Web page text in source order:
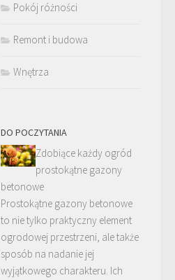
Pokój różności
Remont i budowa
Wnętrza
DO POCZYTANIA
Zdobiące każdy ogród
prostokątne gazony
betonowe
Prostokątne gazony betonowe
to nie tylko praktyczny element
ogrodowej przestrzeni, ale także
sposób na nadanie jej
wyjątkowego charakteru. Ich